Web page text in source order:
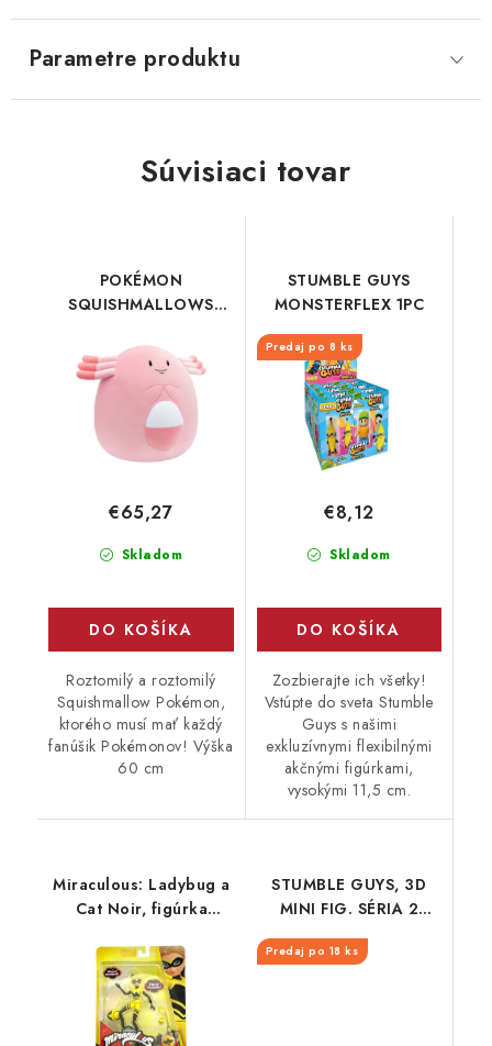
Parametre produktu
Súvisiaci tovar
POKÉMON
SQUISHMALLOWS
Skladom
€65,27
DO KOŠÍKA
Roztomilý a roztomilý
Squishmallow Pokémon,
ktorého musí mať každý
fanúšik Pokémonov! Výška
60 cm
STUMBLE GUYS
MONSTERFLEX 1PC
Predaj po 8 ks
Skladom
€8,12
DO KOŠÍKA
Zozbierajte ich všetky!
Vstúpte do sveta Stumble
Guys s našimi
exkluzívnymi flexibilnými
akčnými figúrkami,
vysokými 11,5 cm.
Miraculous: Ladybug a
Cat Noir, figúrka
STUMBLE GUYS, 3D
MINI FIG. SÉRIA 2
Predaj po 18 ks